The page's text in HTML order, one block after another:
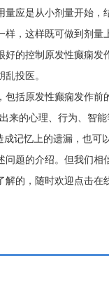
应是从小剂量开始
，这样既可做到剂量
的控制原发性癫痫
投医。
包括原发性癫痫发作
来的心理、行为、智
记忆上的遗漏，也可
问题的介绍。但我们
的，随时欢迎点击在